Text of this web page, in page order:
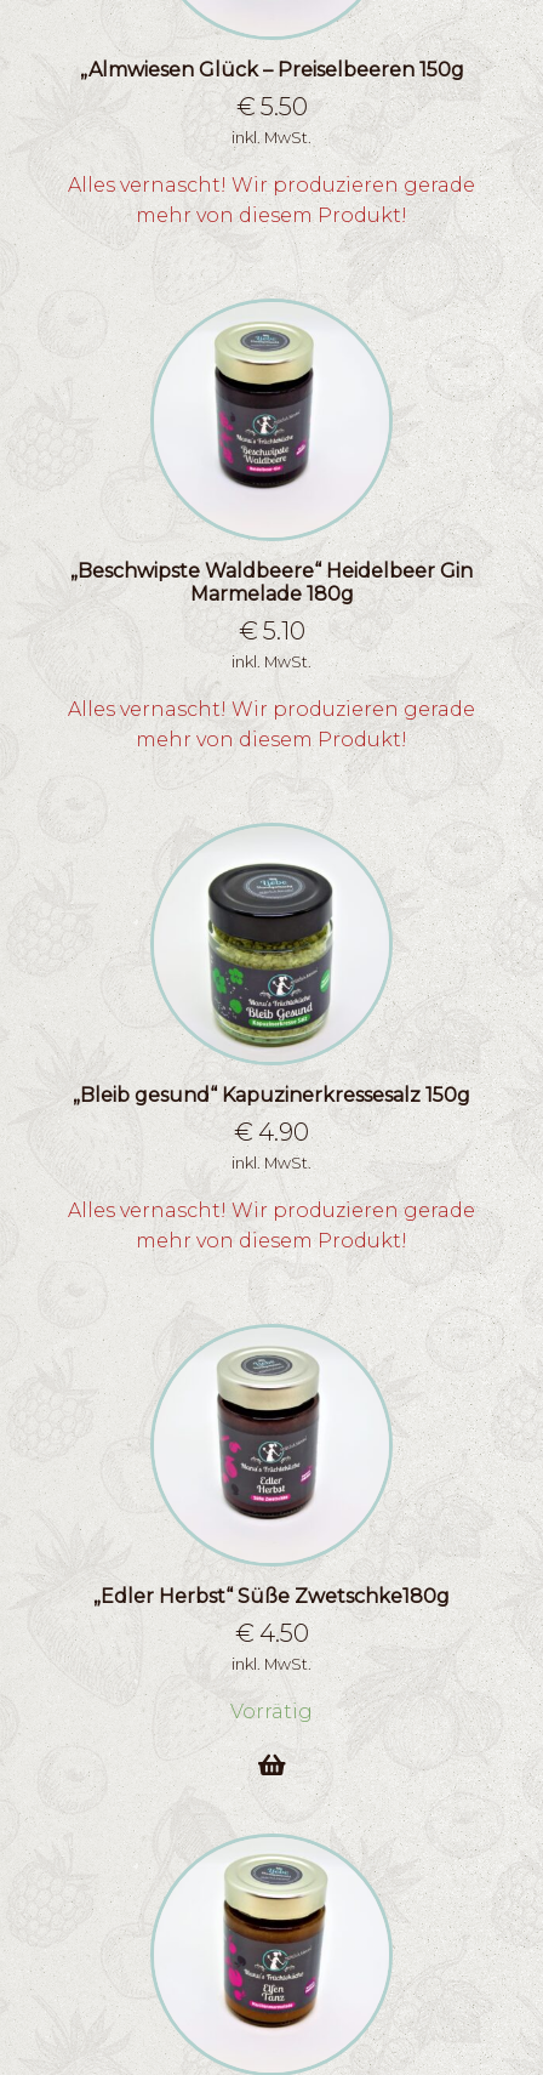
„Almwiesen Glück – Preiselbeeren 150g
€5.50
inkl. MwSt.
Alles vernascht! Wir produzieren gerade
mehr von diesem Produkt!
„Beschwipste Waldbeere“ Heidelbeer Gin
Marmelade 180g
€ 5.10
inkl. MwSt.
Alles vernascht! Wir produzieren gerade
mehr von diesem Produkt!
„Bleib gesund“ Kapuzinerkressesalz 150g
€ 4.90
inkl. MwSt.
Alles vernascht! Wir produzieren gerade
mehr von diesem Produkt!
„Edler Herbst“ Süße Zwetschke180g
€ 4.50
inkl. MwSt.
Vorrätig